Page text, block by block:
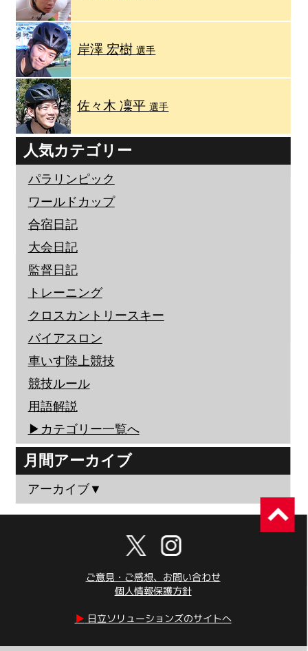
岸澤 宏樹選手
佐々木 凜平選手
人気カテゴリー
パラリンピック
ワールドカップ
合宿日記
大会日記
監督日記
トレーニング
クロスカントリースキー
バイアスロン
車いす陸上競技
競技ルール
用語解説
▶︎カテゴリー一覧へ
月間アーカイブ
アーカイブ▼
ご意見・ご感想、お問い合わせ
個人情報保護方針
▶︎ 日立ソリューションズのサイトへ